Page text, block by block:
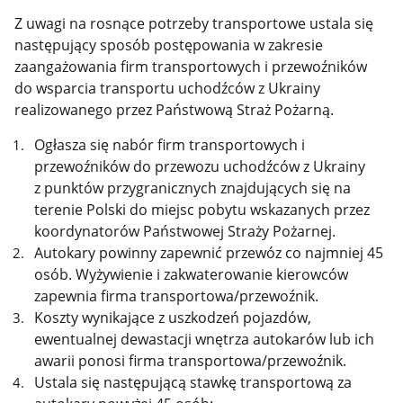
Z uwagi na rosnące potrzeby transportowe ustala się
następujący sposób postępowania w zakresie
zaangażowania firm transportowych i przewoźników
do wsparcia transportu uchodźców z Ukrainy
realizowanego przez Państwową Straż Pożarną.
Ogłasza się nabór firm transportowych i
przewoźników do przewozu uchodźców z Ukrainy
z punktów przygranicznych znajdujących się na
terenie Polski do miejsc pobytu wskazanych przez
koordynatorów Państwowej Straży Pożarnej.
Autokary powinny zapewnić przewóz co najmniej 45
osób. Wyżywienie i zakwaterowanie kierowców
zapewnia firma transportowa/przewoźnik.
Koszty wynikające z uszkodzeń pojazdów,
ewentualnej dewastacji wnętrza autokarów lub ich
awarii ponosi firma transportowa/przewoźnik.
Ustala się następującą stawkę transportową za